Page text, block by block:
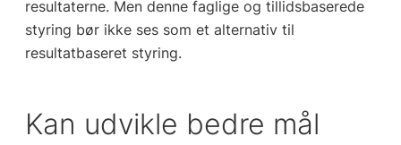
resultaterne. Men denne faglige og tillidsbaserede
styring bør ikke ses som et alternativ til
resultatbaseret styring.
Kan udvikle bedre mål